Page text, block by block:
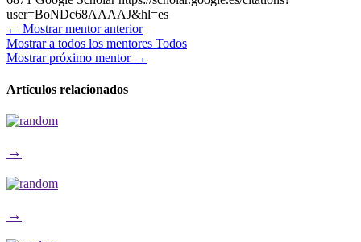
user=BoNDc68AAAAJ&hl=es
← Mostrar mentor anterior
Mostrar a todos los mentores Todos
Mostrar próximo mentor→
Artículos relacionados
→
→